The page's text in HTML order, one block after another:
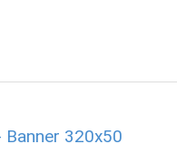
320x50